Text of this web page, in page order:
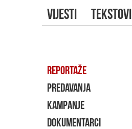
VIJESTI TEKSTOVI
REPORTAŽE
PREDAVANJA
KAMPANJE
DOKUMENTARCI